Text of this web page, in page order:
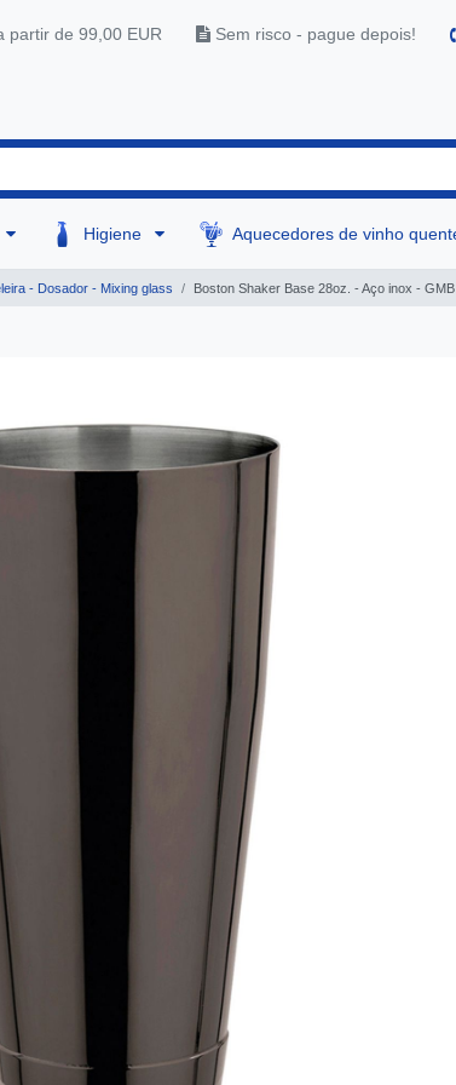
partir de 99,00 EUR Sem risco - pague depois!
Higiene Aquecedores de vinho
- Dosador - Mixing glass Boston Shaker Base 28oz. - Aço inox -